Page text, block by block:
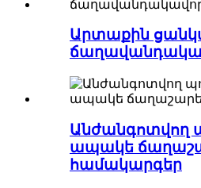
Արտաքին
Անժանգոտվող
ապակե
համակարգեր